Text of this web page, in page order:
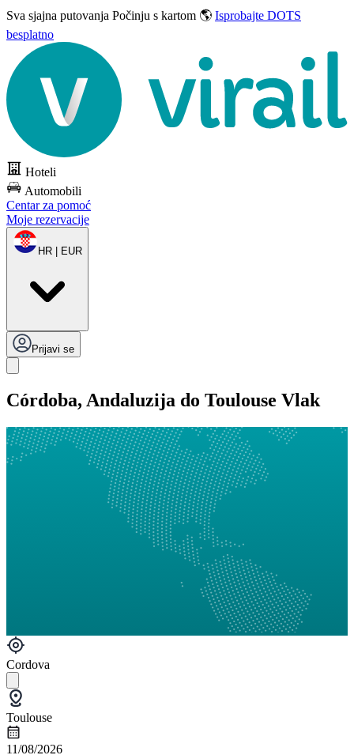
Sva sjajna putovanja Počinju s kartom 🌎 Isprobajte DOTS
besplatno
Hoteli
Automobili
Centar za pomoć
Moje rezervacije
HR | EUR
Prijavi se
Córdoba, Andaluzija do Toulouse Vlak
Cordova
Toulouse
11/08/2026